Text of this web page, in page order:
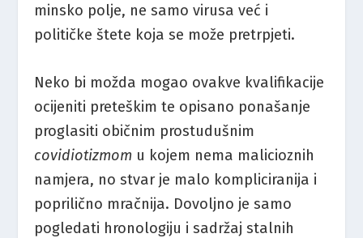
minsko polje, ne samo virusa već i
političke štete koja se može pretrpjeti.
Neko bi možda mogao ovakve kvalifikacije
ocijeniti preteškim te opisano ponašanje
proglasiti običnim prostudušnim
covidiotizmom u kojem nema malicioznih
namjera, no stvar je malo kompliciranija i
poprilično mračnija. Dovoljno je samo
pogledati hronologiju i sadržaj stalnih